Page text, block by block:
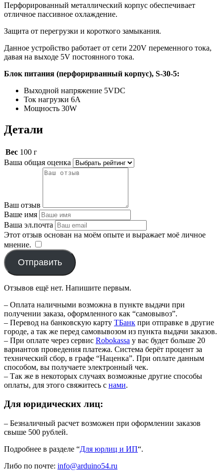
Перфорированный металлический корпус обеспечивает
отличное пассивное охлаждение.
Защита от перегрузки и короткого замыкания.
Данное устройство работает от сети 220V переменного тока,
давая на выходе 5V постоянного тока.
Блок питания (перфорирванный корпус), S-30-5:
Выходной напряжение 5VDC
Ток нагрузки 6A
Мощность 30W
Детали
Вес 100 г
Ваша общая оценка
Ваш отзыв
Ваше имя
Ваша эл.почта
Этот отзыв основан на моём опыте и выражает моё личное
мнение.
Отправить
Отзывов ещё нет. Напишите первым.
– Оплата наличными возможна в пункте выдачи при
получении заказа, оформленного как “самовывоз”.
– Перевод на банковскую карту TБанк при отправке в другие
городе, а так же перед самовывозом из пункта выдачи заказов.
– При оплате через сервис Robokassa у вас будет больше 20
вариантов проведения платежа. Система берёт процент за
технический сбор, в графе “Наценка”. При оплате данным
способом, вы получаете электронный чек.
– Так же в некоторых случаях возможные другие способы
оплаты, для этого свяжитесь с нами.
Для юридических лиц:
– Безналичный расчет возможен при оформлении заказов
свыше 500 рублей.
Подробнее в разделе “Для юрлиц и ИП“.
Либо по почте: info@arduino54.ru